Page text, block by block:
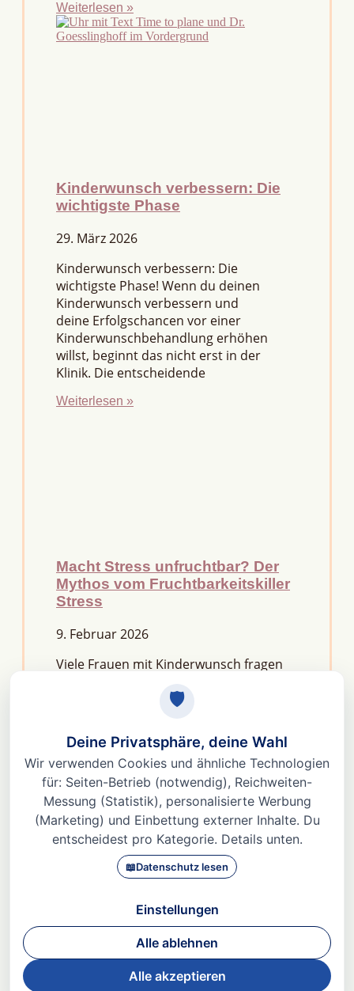
Weiterlesen »
Kinderwunsch verbessern: Die
wichtigste Phase
29. März 2026
Kinderwunsch verbessern: Die
wichtigste Phase! Wenn du deinen
Kinderwunsch verbessern und
deine Erfolgschancen vor einer
Kinderwunschbehandlung erhöhen
willst, beginnt das nicht erst in der
Klinik. Die entscheidende
Weiterlesen »
Macht Stress unfruchtbar? Der
Mythos vom Fruchtbarkeitskiller
Stress
9. Februar 2026
Viele Frauen mit Kinderwunsch fragen
kurze Antwort lautet: Nein, aber er kann
Fruchtbarkeit aus dem Gleichgewicht
bringen. Denn Stress
Weiterlesen »
© 2026 Dr. med Heidi Gößlinghoff |
|
Datenschutz|AGBs